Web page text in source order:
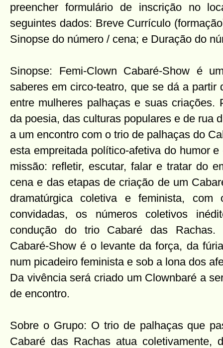
preencher formulário de inscrição no
seguintes dados: Breve Currículo
Sinopse do número / cena; e Duração do
Sinopse: Femi-Clown Cabaré-Show é
saberes em circo-teatro, que se dá a partir
entre mulheres palhaças e suas criações.
da poesia, das culturas populares e de rua
a um encontro com o trio de palhaças do
esta empreitada político-afetiva do humor
missão: refletir, escutar, falar e tratar do
cena e das etapas de criação de um
dramatúrgica coletiva e feminista, com
convidadas, os números coletivos
condução do trio Cabaré das Rachas.
Cabaré-Show é o levante da força, da
num picadeiro feminista e sob a lona dos
Da vivência será criado um Clownbaré a
de encontro.
Sobre o Grupo: O trio de palhaças que
Cabaré das Rachas atua coletivamente,